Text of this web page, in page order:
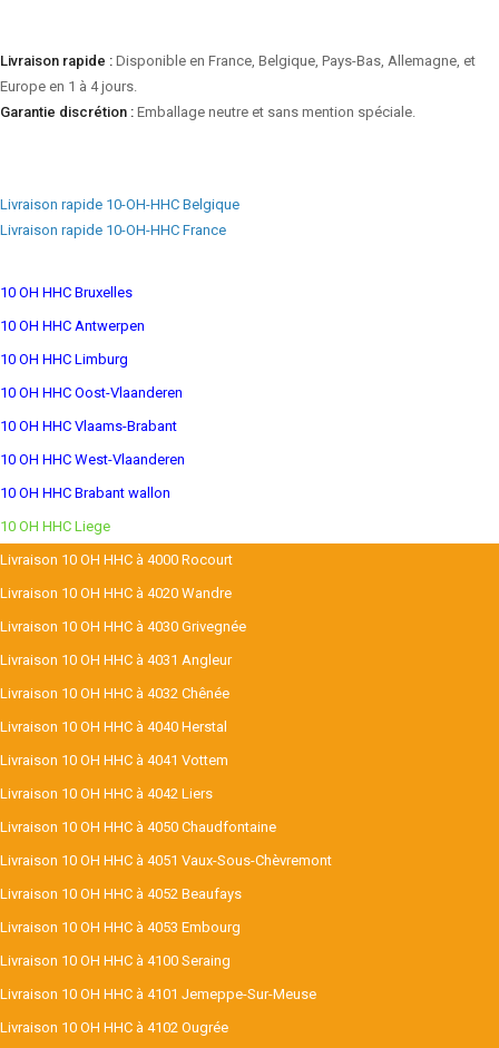
Livraison rapide : Disponible en France, Belgique, Pays-Bas, Allemagne, et
Europe en 1 à 4 jours.
Garantie discrétion : Emballage neutre et sans mention spéciale.
Livraison rapide 10-OH-HHC Belgique
Livraison rapide 10-OH-HHC France
10 OH HHC Bruxelles
10 OH HHC Antwerpen
10 OH HHC Limburg
10 OH HHC Oost-Vlaanderen
10 OH HHC Vlaams-Brabant
10 OH HHC West-Vlaanderen
10 OH HHC Brabant wallon
10 OH HHC Liege
Livraison 10 OH HHC à 4000 Rocourt
Livraison 10 OH HHC à 4020 Wandre
Livraison 10 OH HHC à 4030 Grivegnée
Livraison 10 OH HHC à 4031 Angleur
Livraison 10 OH HHC à 4032 Chênée
Livraison 10 OH HHC à 4040 Herstal
Livraison 10 OH HHC à 4041 Vottem
Livraison 10 OH HHC à 4042 Liers
Livraison 10 OH HHC à 4050 Chaudfontaine
Livraison 10 OH HHC à 4051 Vaux-Sous-Chèvremont
Livraison 10 OH HHC à 4052 Beaufays
Livraison 10 OH HHC à 4053 Embourg
Livraison 10 OH HHC à 4100 Seraing
Livraison 10 OH HHC à 4101 Jemeppe-Sur-Meuse
Livraison 10 OH HHC à 4102 Ougrée